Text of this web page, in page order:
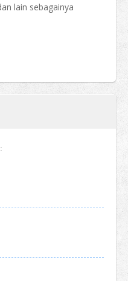
lain sebagainya